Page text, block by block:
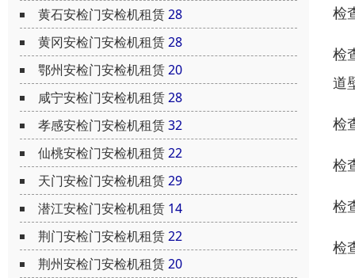
黄石安检门安检机租赁28
黄冈安检门安检机租赁28
鄂州安检门安检机租赁20
咸宁安检门安检机租赁28
孝感安检门安检机租赁32
仙桃安检门安检机租赁22
天门安检门安检机租赁29
潜江安检门安检机租赁 14
荆门安检门安检机租赁22
荆州安检门安检机租赁20
检
检
道
检
检
检
检